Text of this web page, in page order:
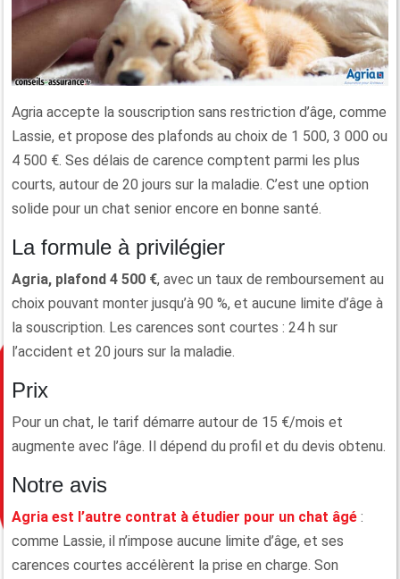
Agria accepte la souscription sans restriction d’âge, comme
Lassie, et propose des plafonds au choix de 1 500, 3 000 ou
4 500 €. Ses délais de carence comptent parmi les plus
courts, autour de 20 jours sur la maladie. C’est une option
solide pour un chat senior encore en bonne santé.
La formule à privilégier
Agria, plafond 4 500 €, avec un taux de remboursement au
choix pouvant monter jusqu’à 90 %, et aucune limite d’âge à
la souscription. Les carences sont courtes : 24 h sur
l’accident et 20 jours sur la maladie.
Prix
Pour un chat, le tarif démarre autour de 15 €/mois et
augmente avec l’âge. Il dépend du profil et du devis obtenu.
Notre avis
Agria est l’autre contrat à étudier pour un chat âgé :
comme Lassie, il n’impose aucune limite d’âge, et ses
carences courtes accélèrent la prise en charge. Son